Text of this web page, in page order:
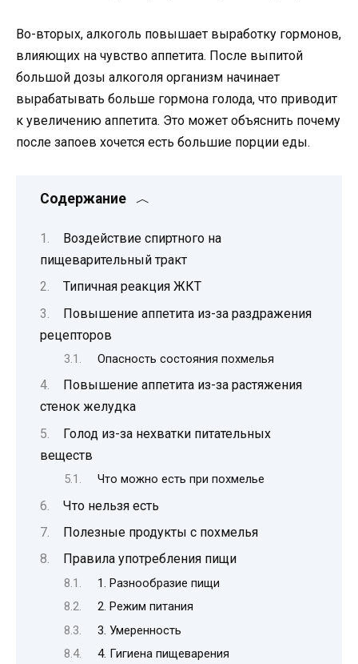
Во-вторых, алкоголь повышает выработку гормонов,
влияющих на чувство аппетита. После выпитой
большой дозы алкоголя организм начинает
вырабатывать больше гормона голода, что приводит
к увеличению аппетита. Это может объяснить почему
после запоев хочется есть большие порции еды.
Содержание
Воздействие спиртного на
пищеварительный тракт
Типичная реакция ЖКТ
Повышение аппетита из-за раздражения
рецепторов
Опасность состояния похмелья
Повышение аппетита из-за растяжения
стенок желудка
Голод из-за нехватки питательных
веществ
Что можно есть при похмелье
Что нельзя есть
Полезные продукты с похмелья
Правила употребления пищи
1. Разнообразие пищи
2. Режим питания
3. Умеренность
4. Гигиена пищеварения